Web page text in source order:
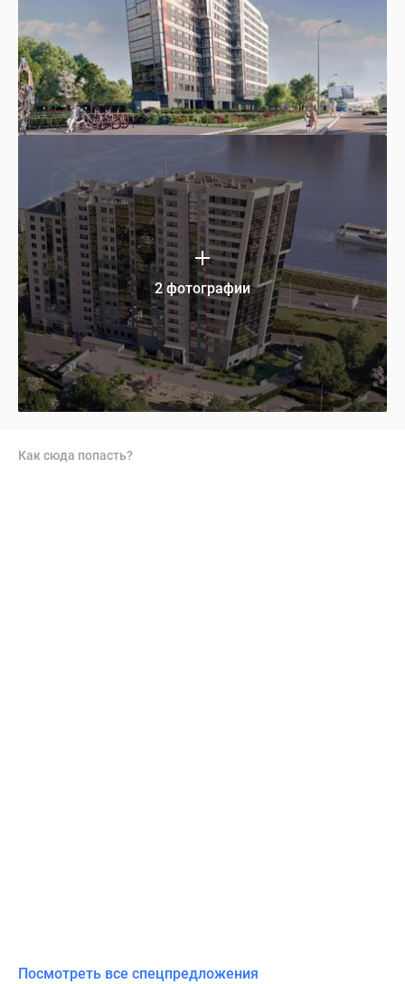
2 фотографии
Как сюда попасть?
Посмотреть все спецпредложения